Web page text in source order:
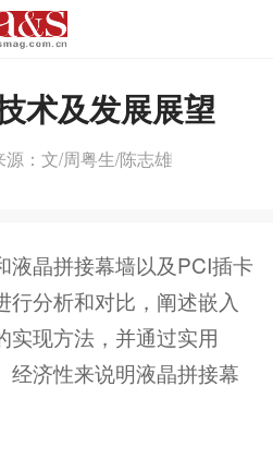
术及发展展望
源：文/周粤生/陈志雄
液晶拼接幕墙以及PCI插卡
分析和对比，阐述嵌入
实现方法，并通过实用
经济性来说明液晶拼接幕